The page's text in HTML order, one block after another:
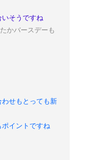
そうですね
かバースデーも
せもとっても新
イントですね